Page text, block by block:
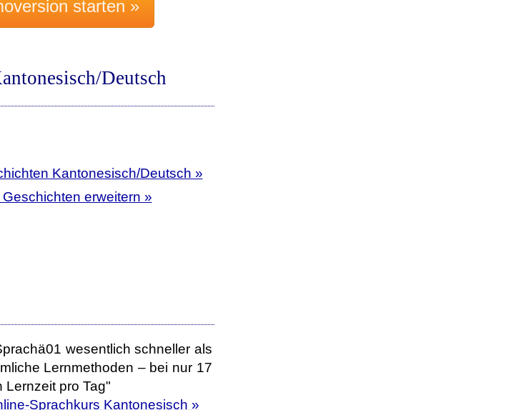
Deutsch
Kantonesisch/Deutsch »
erweitern »
wesentlich schneller als
Lernmethoden – bei nur 17
Lernzeit pro Tag"
Sprachkurs Kantonesisch »